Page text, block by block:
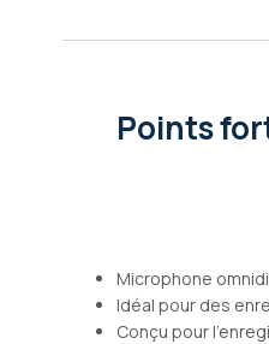
d’images
Points
Microphone
Idéal pour des
Conçu pour